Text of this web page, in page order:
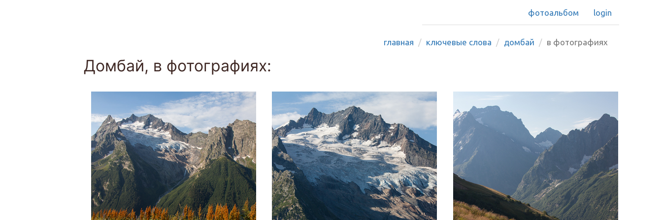
фотоальбом login
главная ключевые слова домбай в фотографиях
Домбай, в фотографиях: